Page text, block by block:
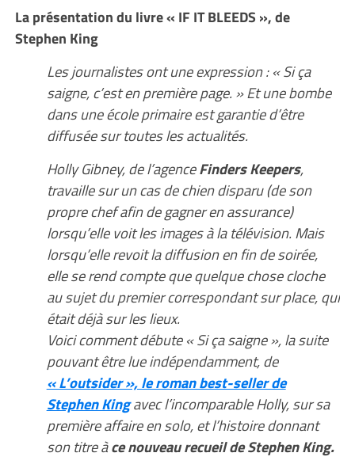
La présentation du livre « IF IT BLEEDS », de
Stephen King
Les journalistes ont une expression : « Si ça
saigne, c’est en première page. » Et une bombe
dans une école primaire est garantie d’être
diffusée sur toutes les actualités.
Holly Gibney, de l’agenceFinders Keepers,
travaille sur un cas de chien disparu (de son
propre chef afin de gagner en assurance)
lorsqu’elle voit les images à la télévision. Mais
lorsqu’elle revoit la diffusion en fin de soirée,
elle se rend compte que quelque chose cloche
au sujet du premier correspondant sur place, qui
était déjà sur les lieux.
Voici comment débute « Si ça saigne », la suite
pouvant être lue indépendamment, de
« L’outsider », le roman best-seller de
Stephen Kingavec l’incomparable Holly, sur sa
première affaire en solo, et l’histoire donnant
son titre àce nouveau recueil de Stephen King.